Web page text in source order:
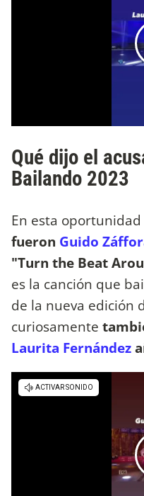
Qué dijo el
Bailando 2023
En esta oportunidad
fueron Guido
"Turn the Beat
es la canción que
de la nueva edición
curiosamente
Laurita Fernández